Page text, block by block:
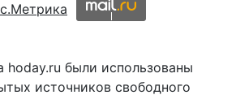
hoday.ru были использованы
источников свободного